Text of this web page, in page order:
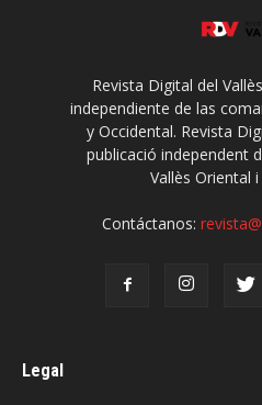
Revista Digital del
independiente de las
y Occidental. Revista
publicació independent
Vallès Oriental
Contáctanos:
Legal